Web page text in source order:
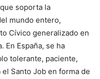
soporta la
mundo entero,
Cívico generalizado en
En España, se ha
tolerante, paciente,
Santo Job en forma de